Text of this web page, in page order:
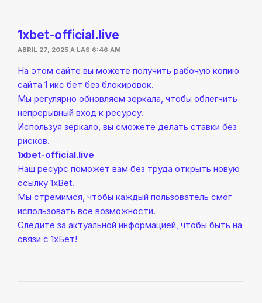
1xbet-official.live
ABRIL 27, 2025 A LAS 6:46 AM
На этом сайте вы можете получить рабочую копию
сайта 1 икс бет без блокировок.
Мы регулярно обновляем зеркала, чтобы облегчить
непрерывный вход к ресурсу.
Используя зеркало, вы сможете делать ставки без
рисков.
1xbet-official.live
Наш ресурс поможет вам без труда открыть новую
ссылку 1xBet.
Мы стремимся, чтобы каждый пользователь смог
использовать все возможности.
Следите за актуальной информацией, чтобы быть на
связи с 1хБет!